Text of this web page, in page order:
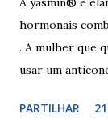
hormonais
. A mulher que
usar um
para não
PARTILHAR